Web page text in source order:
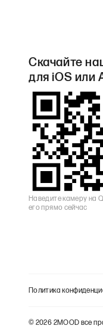
Скачайте
для iOS или
Наведите камеру на
его прямо сейчас
Политика
© 2026 2MOOD все